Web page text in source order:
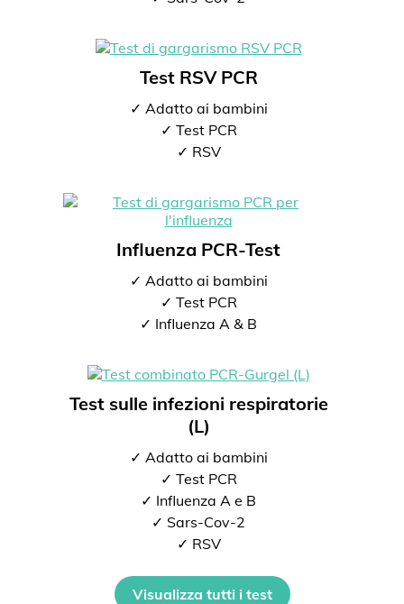
Test RSV PCR
✓ Adatto ai bambini
✓ Test PCR
✓ RSV
Influenza PCR-Test
✓ Adatto ai bambini
✓ Test PCR
✓ Influenza A & B
Test sulle infezioni respiratorie
(L)
✓ Adatto ai bambini
✓ Test PCR
✓ Influenza A e B
✓ Sars-Cov-2
✓ RSV
Visualizza tutti i test